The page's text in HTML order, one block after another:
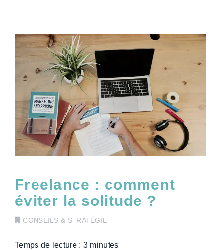
Freelance : comment
éviter la solitude ?
CONSEILS & STRATÉGIE
Temps de lecture : 3 minutes